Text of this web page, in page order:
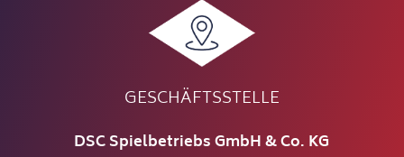
GESCHÄFTSSTELLE
DSC Spielbetriebs GmbH & Co. KG